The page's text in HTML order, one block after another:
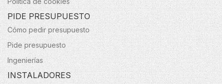
PIDE PRESUPUESTO
Cómo pedir presupuesto
Pide presupuesto
Ingenierías
INSTALADORES